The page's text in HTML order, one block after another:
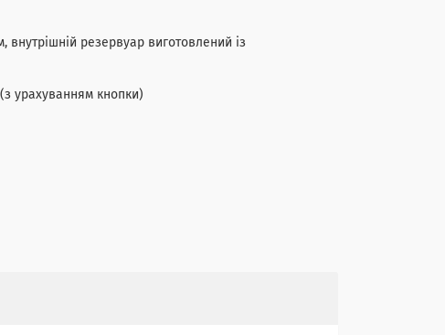
резервуар виготовлений із
урахуванням кнопки)